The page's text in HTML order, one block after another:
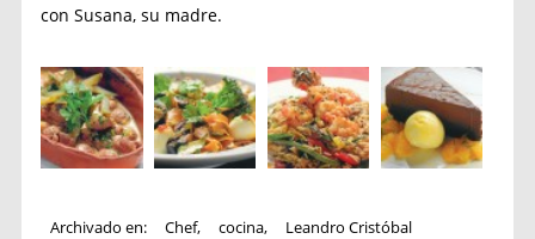
con Susana, su madre.
Archivado en: Chef, cocina,
Leandro Cristóbal